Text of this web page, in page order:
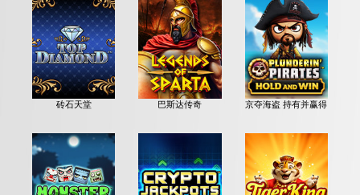
砖石天堂 巴斯达传奇 京夺海盗 持有并赢得